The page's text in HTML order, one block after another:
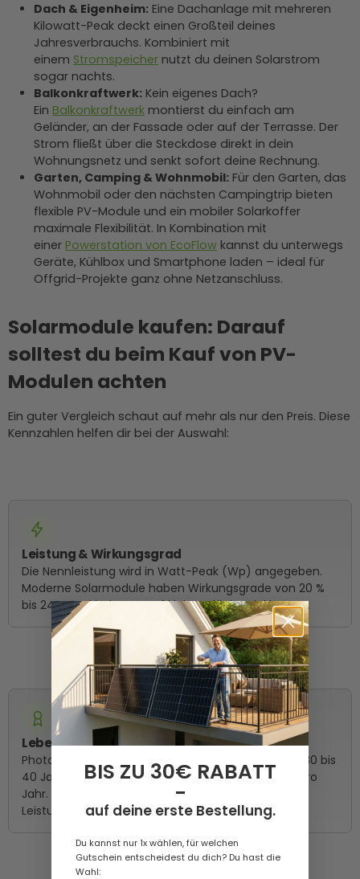
Dach & Eigenheim: Eine Dachanlage mit mehreren
Kilowatt-Peak deckt einen Großteil deines
Jahresverbrauchs. Kombiniert mit
einem Stromspeicher nutzt du deinen Solarstrom
sogar nachts.
Balkonkraftwerk: Kein eigenes Dach?
Ein Balkonkraftwerk montierst du einfach am
Geländer, an der Fassade oder auf der Terrasse. Der
Strom fließt über die Steckdose direkt in dein
Wohnungsnetz und senkt sofort deine Rechnung.
Garten, Camping & Wohnmobil: Für den Garten, das
Wohnmobil oder den nächsten Campingtrip bieten
flexible PV-Module und ein mobiler Solarkoffer
maximale Flexibilität. In Kombination mit
einer Powerstation von EcoFlow kannst du unterwegs
Geräte, Kühlbox und Smartphone laden – ideal für
Offgrid-Projekte ganz ohne Netzanschluss.
Solarmodule kaufen: Darauf
solltest du beim Kauf von PV-
Modulen achten
Ein guter Vergleich schaut auf mehr als nur den Preis. Diese
Kennzahlen helfen dir bei der Auswahl:
Leistung & Wirkungsgrad
Die Nennleistung wird in Watt-Peak (Wp) angegeben.
Moderne Solarmodule haben Wirkungsgrade von 20 %
bis 24 % und holen so auf kleiner Fläche viel heraus.
Lebensdauer & Garantie
Photovoltaikmodule haben eine Lebensdauer von 30 bis
40 Jahren und verlieren nur 0,3 bis 0,5 % Leistung pro
Jahr. Die meisten Hersteller bieten eine
Leistungsgarantie von 80 % nach 25 Jahren.
BIS ZU 30€ RABATT
-
auf deine erste Bestellung.
Du kannst nur 1x wählen, für welchen
Gutschein entscheidest du dich? Du hast die
Wahl: